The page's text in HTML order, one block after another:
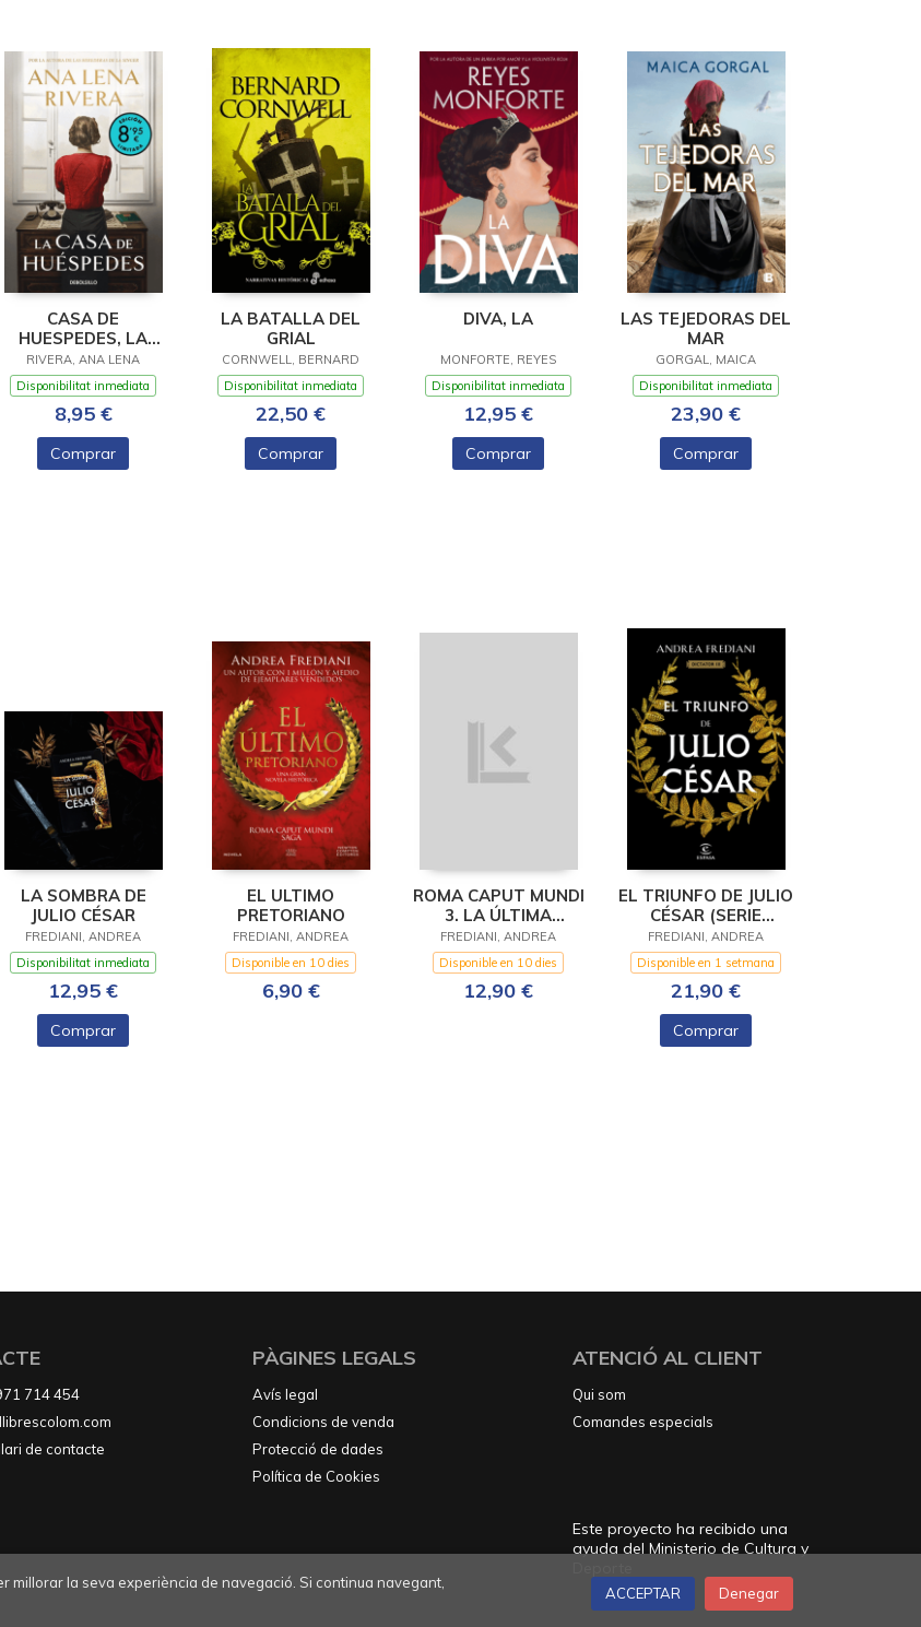
CASA DE
HUESPEDES, LA
(EDICION LIMITADA ·
VERANO)
RIVERA, ANA LENA
Disponibilitat inmediata
8,95 €
Comprar
LA BATALLA DEL
GRIAL
CORNWELL, BERNARD
Disponibilitat inmediata
22,50 €
Comprar
DIVA, LA
MONFORTE, REYES
Disponibilitat inmediata
12,95 €
Comprar
LAS TEJEDORAS DEL
MAR
GORGAL, MAICA
Disponibilitat inmediata
23,90 €
Comprar
LA SOMBRA DE
JULIO CÉSAR
FREDIANI, ANDREA
Disponibilitat inmediata
12,95 €
Comprar
EL ULTIMO
PRETORIANO
FREDIANI, ANDREA
Disponible en 10 dies
6,90 €
ROMA CAPUT MUNDI
3. LA ÚLTIMA
BATALLA
FREDIANI, ANDREA
Disponible en 10 dies
12,90 €
EL TRIUNFO DE JULIO
CÉSAR (SERIE
DICTATOR 3)
FREDIANI, ANDREA
Disponible en 1 setmana
21,90 €
Comprar
714 454
de contacte
PÀGINES LEGALS
Avís legal
Condicions de venda
Protecció de dades
Política de Cookies
ATENCIÓ AL CLIENT
Qui som
Comandes especials
Este proyecto ha recibido una
ayuda del Ministerio de Cultura y
millorar la seva experiència de navegació. Si continua navegant,
ACCEPTAR Denegar